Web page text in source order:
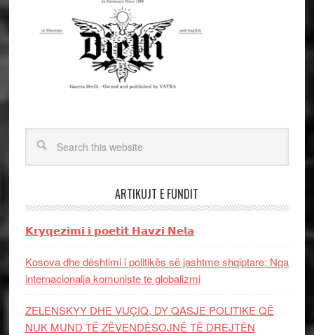
ARTIKUJT E FUNDIT
𝗞𝗿𝘆𝗾𝗲𝘇𝗶𝗺𝗶 𝗶 𝗽𝗼𝗲𝘁𝗶𝘁 𝗛𝗮𝘃𝘇𝗶 𝗡𝗲𝗹𝗮
Kosova dhe dështimi i politikës së jashtme shqiptare: Nga
internacionalja komuniste te globalizmi
ZELENSKYY DHE VUÇIQ, DY QASJE POLITIKE QË
NUK MUND TË ZËVENDËSOJNË TË DREJTËN